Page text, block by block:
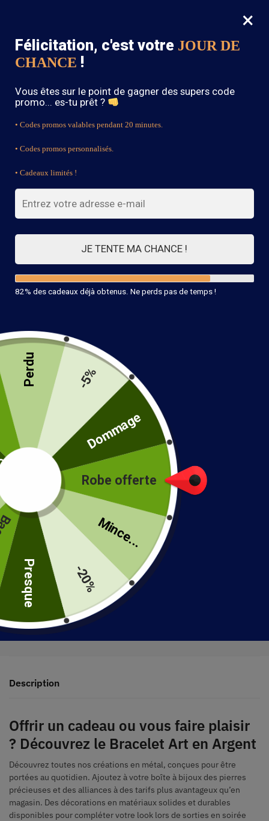
0
SOLDES : -15% sur toute la boutique avec le code « BOHEME15 »
Bracelet Art Bijoux Assa
21 en stock
Ajouter au panier
30 jours pour retourner votre produit
Expédié en 48 heures
Description
Offrir un cadeau ou vous faire plaisir
? Découvrez le Bracelet Art en Argent
Découvrez toutes nos créations en métal, conçues pour être
portées au quotidien. Ajoutez à votre boîte à bijoux des pierres
précieuses et des alliances à des tarifs plus avantageux qu’en
magasin. Des décorations en matériaux solides et durables
disponibles pour compléter votre look lors de sorties en soirée
×
Félicitation, c'est votre JOUR DE
CHANCE !
Vous êtes sur le point de gagner des supers code
promo... es-tu prêt ?
• Codes promos valables pendant 20 minutes.
• Codes promos personnalisés.
• Cadeaux limités !
JE TENTE MA CHANCE !
82% des cadeaux déjà obtenus. Ne perds pas de temps !
Robe offerte
Mince...
-20%
Presque
Perdu -5%
Dommage